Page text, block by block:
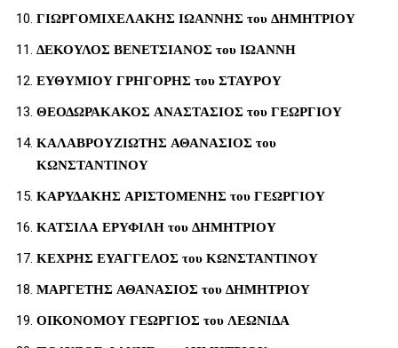
ΓΙΩΡΓΟΜΙΧΕΛΑΚΗΣ ΙΩΑΝΝΗΣ του ΔΗΜΗΤΡΙΟΥ
ΔΕΚΟΥΛΟΣ ΒΕΝΕΤΣΙΑΝΟΣ του ΙΩΑΝΝΗ
ΕΥΘΥΜΙΟΥ ΓΡΗΓΟΡΗΣ του ΣΤΑΥΡΟΥ
ΘΕΟΔΩΡΑΚΑΚΟΣ ΑΝΑΣΤΑΣΙΟΣ του ΓΕΩΡΓΙΟΥ
ΚΑΛΑΒΡΟΥΖΙΩΤΗΣ ΑΘΑΝΑΣΙΟΣ του
ΚΩΝΣΤΑΝΤΙΝΟΥ
ΚΑΡΥΔΑΚΗΣ ΑΡΙΣΤΟΜΕΝΗΣ του ΓΕΩΡΓΙΟΥ
ΚΑΤΣΙΛΑ ΕΡΥΦΙΛΗ του ΔΗΜΗΤΡΙΟΥ
ΚΕΧΡΗΣ ΕΥΑΓΓΕΛΟΣ του ΚΩΝΣΤΑΝΤΙΝΟΥ
ΜΑΡΓΕΤΗΣ ΑΘΑΝΑΣΙΟΣ του ΔΗΜΗΤΡΙΟΥ
ΟΙΚΟΝΟΜΟΥ ΓΕΩΡΓΙΟΣ του ΛΕΩΝΙΔΑ